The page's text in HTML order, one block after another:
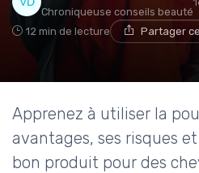
Chroniqueuse conseils beauté
12 min de lecture Partager
Apprenez à utiliser la
avantages, ses risques
bon produit pour des